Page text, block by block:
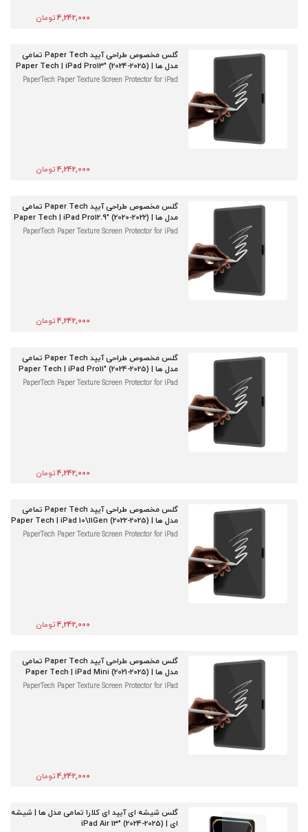
4,242,000تومان
گلس مخصوص طراحی آیپد Paper Tech تمامی
مدل ها | Paper Tech | iPad Pro13" (2024-2025)
PaperTech Paper Texture Screen Protector for iPad
4,242,000تومان
گلس مخصوص طراحی آیپد Paper Tech تمامی
مدل ها | Paper Tech | iPad Pro12.9" (2020-2022)
PaperTech Paper Texture Screen Protector for iPad
4,242,000تومان
گلس مخصوص طراحی آیپد Paper Tech تمامی
مدل ها | Paper Tech | iPad Pro11" (2024-2025)
PaperTech Paper Texture Screen Protector for iPad
4,242,000تومان
گلس مخصوص طراحی آیپد Paper Tech تمامی
مدل ها | Paper Tech | iPad 10\11Gen (2022-2025)
PaperTech Paper Texture Screen Protector for iPad
4,242,000تومان
گلس مخصوص طراحی آیپد Paper Tech تمامی
مدل ها | Paper Tech | iPad Mini (2021-2025)
PaperTech Paper Texture Screen Protector for iPad
4,242,000تومان
گلس شیشه ای آیپد ای کلارا تمامی مدل ها | شیشه
ای | iPad Air 13" (2024-2025)